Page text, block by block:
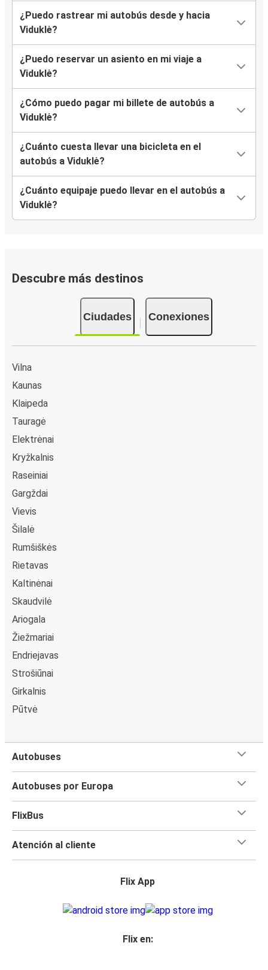
¿Puedo rastrear mi autobús desde y hacia
Viduklė?
¿Puedo reservar un asiento en mi viaje a
Viduklė?
¿Cómo puedo pagar mi billete de autobús a
Viduklė?
¿Cuánto cuesta llevar una bicicleta en el
autobús a Viduklė?
¿Cuánto equipaje puedo llevar en el autobús a
Viduklė?
Descubre más destinos
Ciudades Conexiones
Vilna
Kaunas
Klaipeda
Tauragė
Elektrėnai
Kryžkalnis
Raseiniai
Gargždai
Vievis
Šilalė
Rumšiškės
Rietavas
Kaltinėnai
Skaudvilė
Ariogala
Žiežmariai
Endriejavas
Strošiūnai
Girkalnis
Pūtvė
Autobuses
Autobuses por Europa
FlixBus
Atención al cliente
Flix App
Flix en: